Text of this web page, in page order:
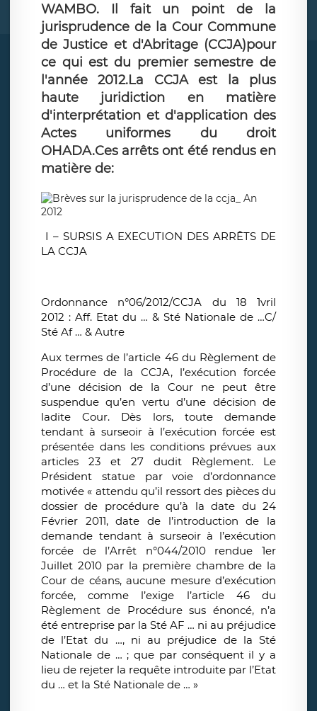
WAMBO. Il fait un point de la
jurisprudence de la Cour Commune
de Justice et d'Abritage (CCJA)pour
ce qui est du premier semestre de
l'année 2012.La CCJA est la plus
haute juridiction en matière
d'interprétation et d'application des
Actes uniformes du droit
OHADA.Ces arrêts ont été rendus en
matière de:
I – SURSIS A EXECUTION DES ARRÊTS DE
LA CCJA
Ordonnance n°06/2012/CCJA du 18 1vril
2012 : Aff. Etat du … & Sté Nationale de …C/
Sté Af … & Autre
Aux termes de l’article 46 du Règlement de
Procédure de la CCJA, l’exécution forcée
d’une décision de la Cour ne peut être
suspendue qu’en vertu d’une décision de
ladite Cour. Dès lors, toute demande
tendant à surseoir à l’exécution forcée est
présentée dans les conditions prévues aux
articles 23 et 27 dudit Règlement. Le
Président statue par voie d’ordonnance
motivée « attendu qu’il ressort des pièces du
dossier de procédure qu’à la date du 24
Février 2011, date de l’introduction de la
demande tendant à surseoir à l’exécution
forcée de l’Arrêt n°044/2010 rendue 1er
Juillet 2010 par la première chambre de la
Cour de céans, aucune mesure d’exécution
forcée, comme l’exige l’article 46 du
Règlement de Procédure sus énoncé, n’a
été entreprise par la Sté AF … ni au préjudice
de l’Etat du …, ni au préjudice de la Sté
Nationale de … ; que par conséquent il y a
lieu de rejeter la requête introduite par l’Etat
du … et la Sté Nationale de … »